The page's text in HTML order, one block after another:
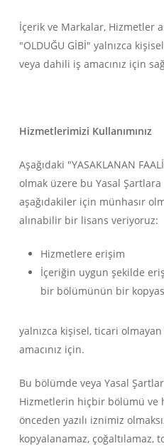
İçerik ve Markalar, Hizmetler
"OLDUĞU GİBİ" yalnızca
veya dahili iş amacınız için
Hizmetlerimizi Kullanımınız
Aşağıdaki "YASAKLANAN
olmak üzere bu Yasal Şartlara
aşağıdakiler için münhasır
alınabilir bir lisans veriyoruz:
Hizmetlere erişim
İçeriğin uygun şekilde
bir bölümünün bir
yalnızca kişisel, ticari
amacınız için.
Bu bölümde veya Yasal
Hizmetlerin hiçbir bölümü ve
önceden yazılı iznimiz
kopyalanamaz, çoğaltılamaz,